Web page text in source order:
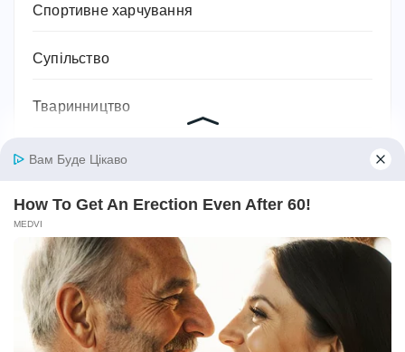
Спортивне харчування
Супільство
Тваринництво
Технології, техніка та гаджети
Традиції
Трудове законодавство
Фільми
Фінанси